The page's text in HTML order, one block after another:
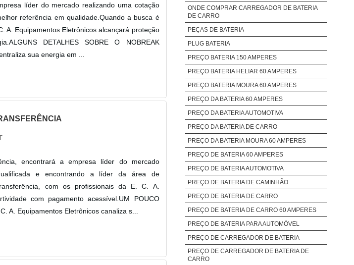
líder do mercado realizando uma cotação
referência em qualidade.Quando a busca é
A. Equipamentos Eletrônicos alcançará proteção
DETALHES SOBRE O NOBREAK
sua energia em ...
encontrará a empresa líder do mercado
e encontrando a líder da área de
com os profissionais da E. C. A.
com pagamento acessível.UM POUCO
A. Equipamentos Eletrônicos canaliza s...
ONDE COMPRAR CARREGADOR DE BATERIA
DE CARRO
PEÇAS DE BATERIA
PLUG BATERIA
PREÇO BATERIA 150 AMPERES
PREÇO BATERIA HELIAR 60 AMPERES
PREÇO BATERIA MOURA 60 AMPERES
PREÇO DA BATERIA 60 AMPERES
PREÇO DA BATERIA AUTOMOTIVA
PREÇO DA BATERIA DE CARRO
PREÇO DA BATERIA MOURA 60 AMPERES
PREÇO DE BATERIA 60 AMPERES
PREÇO DE BATERIA AUTOMOTIVA
PREÇO DE BATERIA DE CAMINHÃO
PREÇO DE BATERIA DE CARRO
PREÇO DE BATERIA DE CARRO 60 AMPERES
PREÇO DE BATERIA PARA AUTOMÓVEL
PREÇO DE CARREGADOR DE BATERIA
PREÇO DE CARREGADOR DE BATERIA DE
CARRO